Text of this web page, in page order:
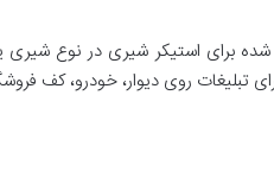
برای استیکر شیری در نوع
تبلیغات روی دیوار، خودرو، کف